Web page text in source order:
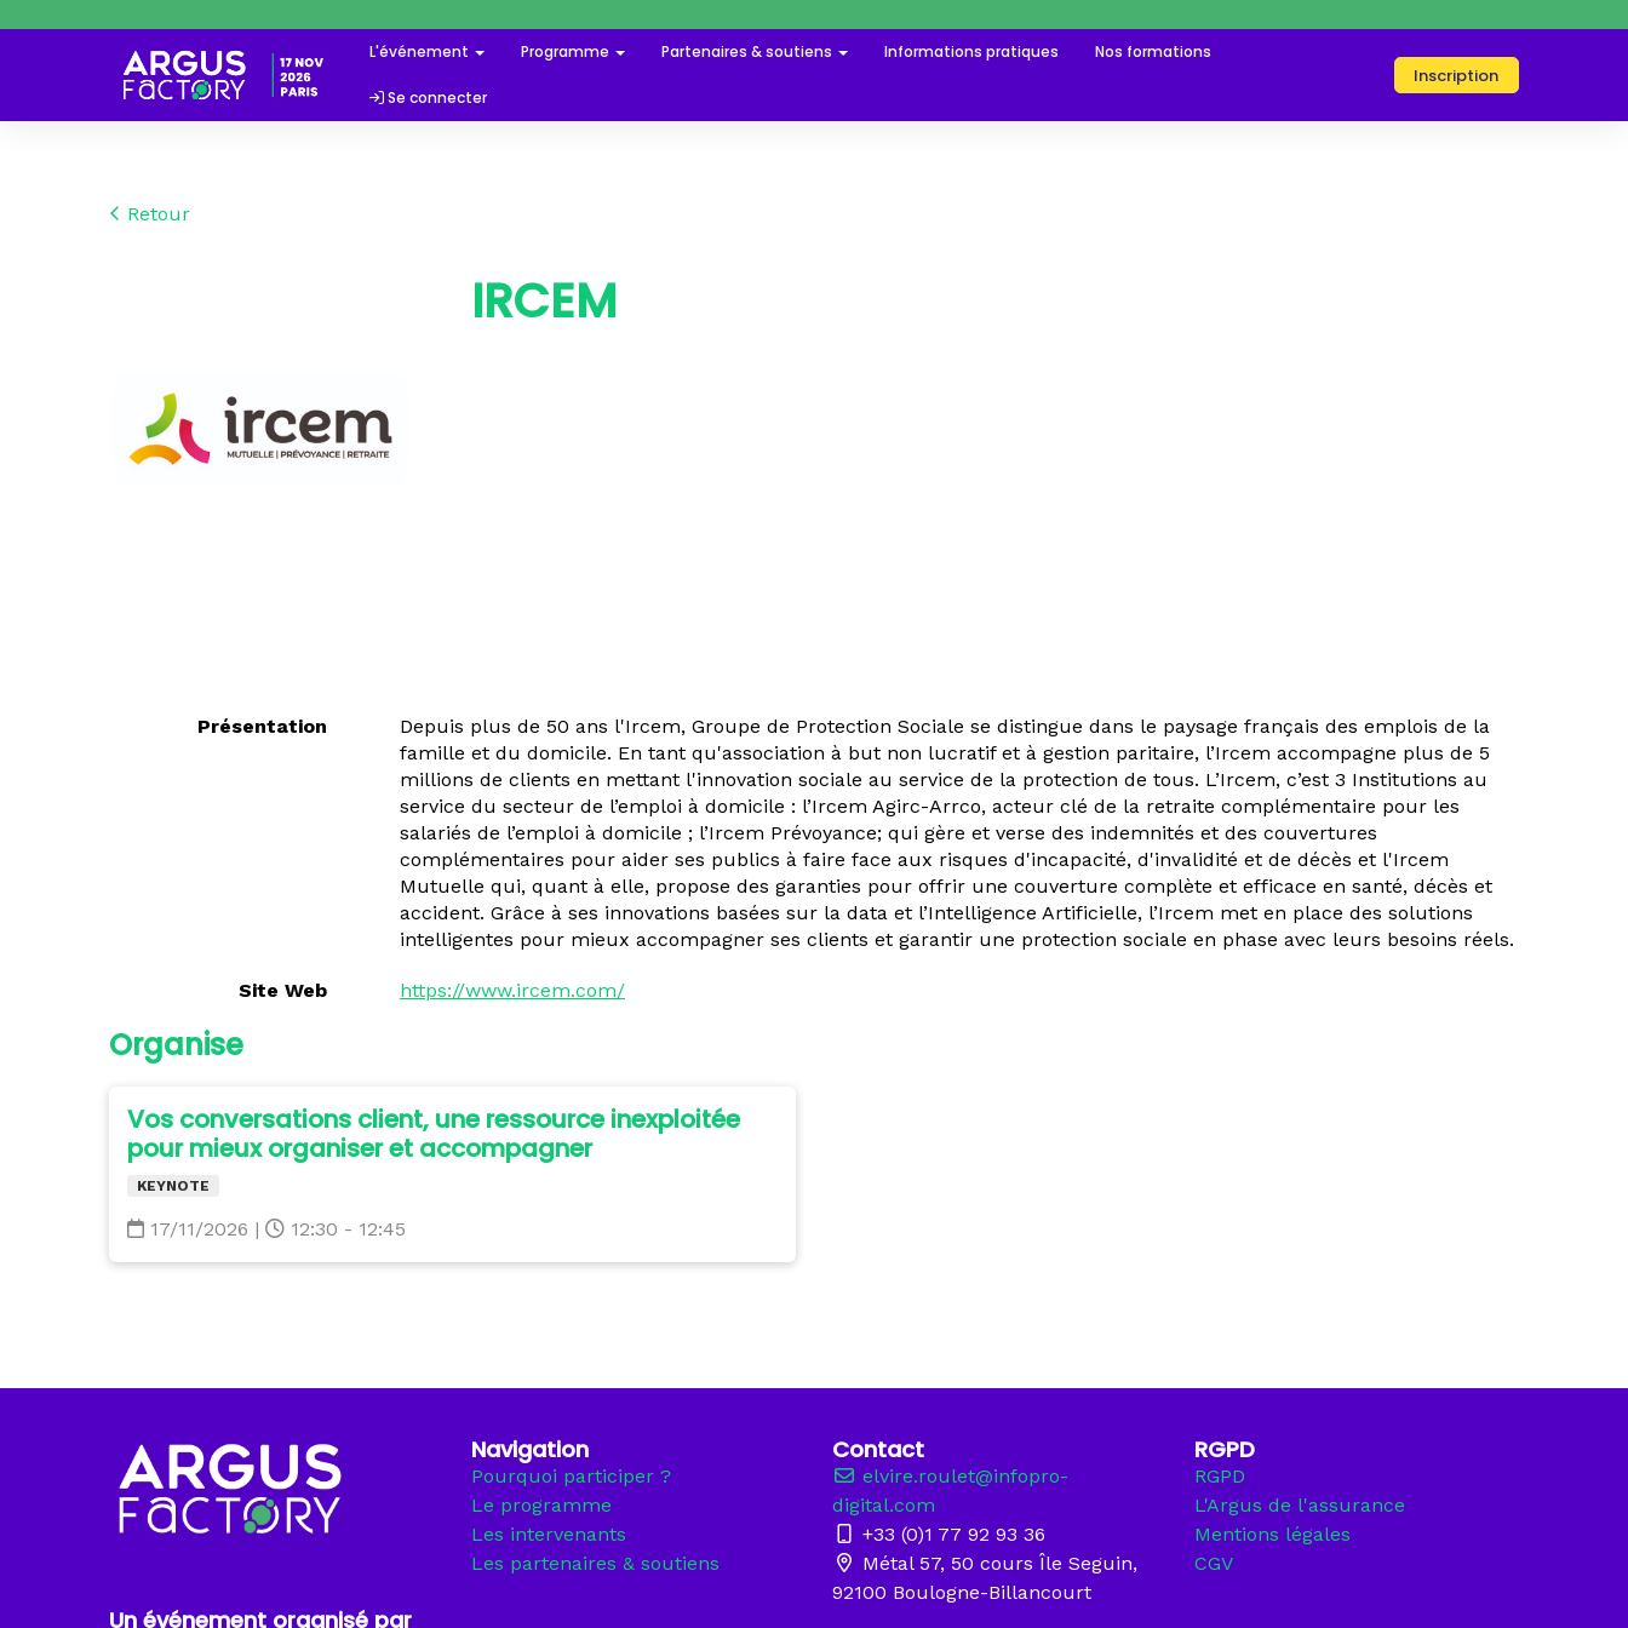
L'événement Programme Partenaires & soutiens Informations pratiques Nos formations
Se connecter
Inscription
Retour
IRCEM
Présentation
Depuis plus de 50 ans l'Ircem, Groupe de Protection Sociale se distingue dans le paysage français des emplois de la
famille et du domicile. En tant qu'association à but non lucratif et à gestion paritaire, l’Ircem accompagne plus de 5
millions de clients en mettant l'innovation sociale au service de la protection de tous. L’Ircem, c’est 3 Institutions au
service du secteur de l’emploi à domicile : l’Ircem Agirc-Arrco, acteur clé de la retraite complémentaire pour les
salariés de l’emploi à domicile ; l’Ircem Prévoyance; qui gère et verse des indemnités et des couvertures
complémentaires pour aider ses publics à faire face aux risques d'incapacité, d'invalidité et de décès et l'Ircem
Mutuelle qui, quant à elle, propose des garanties pour offrir une couverture complète et efficace en santé, décès et
accident. Grâce à ses innovations basées sur la data et l’Intelligence Artificielle, l’Ircem met en place des solutions
intelligentes pour mieux accompagner ses clients et garantir une protection sociale en phase avec leurs besoins réels.
Site Web https://www.ircem.com/
Organise
Vos conversations client, une ressource inexploitée
pour mieux organiser et accompagner
KEYNOTE
17/11/2026 | 12:30 - 12:45
Navigation
Pourquoi participer ?
Le programme
Les intervenants
Les partenaires & soutiens
Contact
elvire.roulet@infopro-
digital.com
+33 (0)1 77 92 93 36
Métal 57, 50 cours Île Seguin,
92100 Boulogne-Billancourt
RGPD
RGPD
L'Argus de l'assurance
Mentions légales
CGV
Un événement organisé par